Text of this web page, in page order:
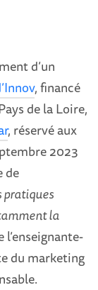
d’un
, financé
de la Loire,
, réservé aux
2023
de
pratiques
la
l’enseignante-
du marketing